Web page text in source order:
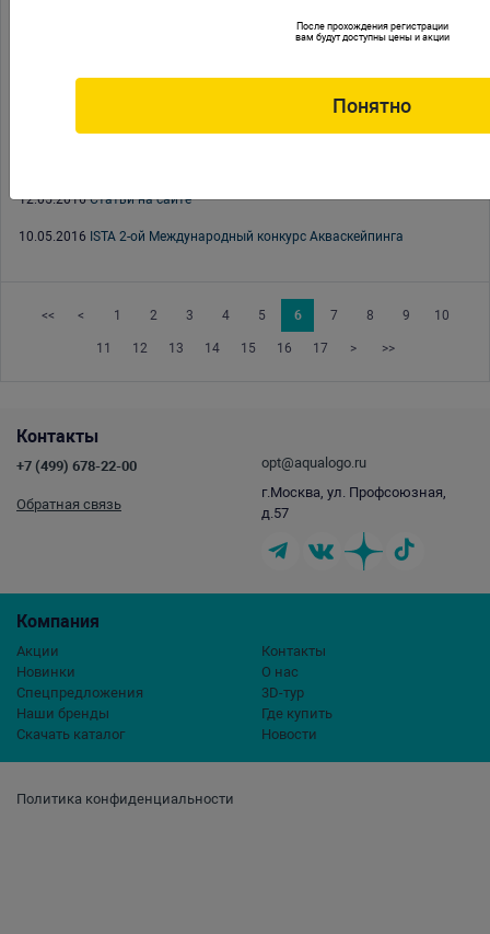
Неделя скидок на декорации Vitality
12.05.2016Статьи на сайте
10.05.2016 ISTA 2-ой Международный конкурс Акваскейпинга
<< < 1 2 3 4 5 6 7 8 9 10
11 12 13 14 15 16 17 > >>
Политика конфиденциальности
Компания
Акции
Новинки
Спецпредложения
Наши бренды
Скачать каталог
Контакты
О нас
3D-тур
Где купить
Новости
Контакты
+7 (499) 678-22-00
Обратная связь
opt@aqualogo.ru
г.Москва, ул. Профсоюзная,
д.57
После прохождения регистрации
вам будут доступны цены и акции
Понятно